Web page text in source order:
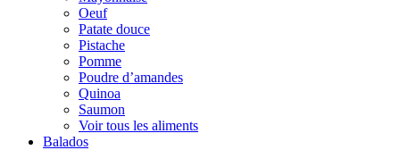
Oeuf
Patate douce
Pistache
Pomme
Poudre d’amandes
Quinoa
Saumon
Voir tous les aliments
Balados